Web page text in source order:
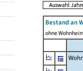
Bestand an
ohne